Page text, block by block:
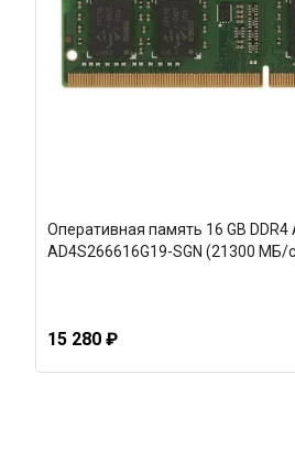
Оперативная память 16 GB DDR4
AD4S266616G19-SGN (21300 МБ/
15 280 ₽